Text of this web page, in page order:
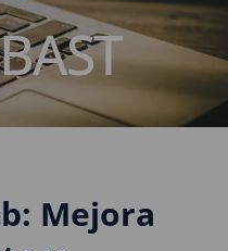
Mejora